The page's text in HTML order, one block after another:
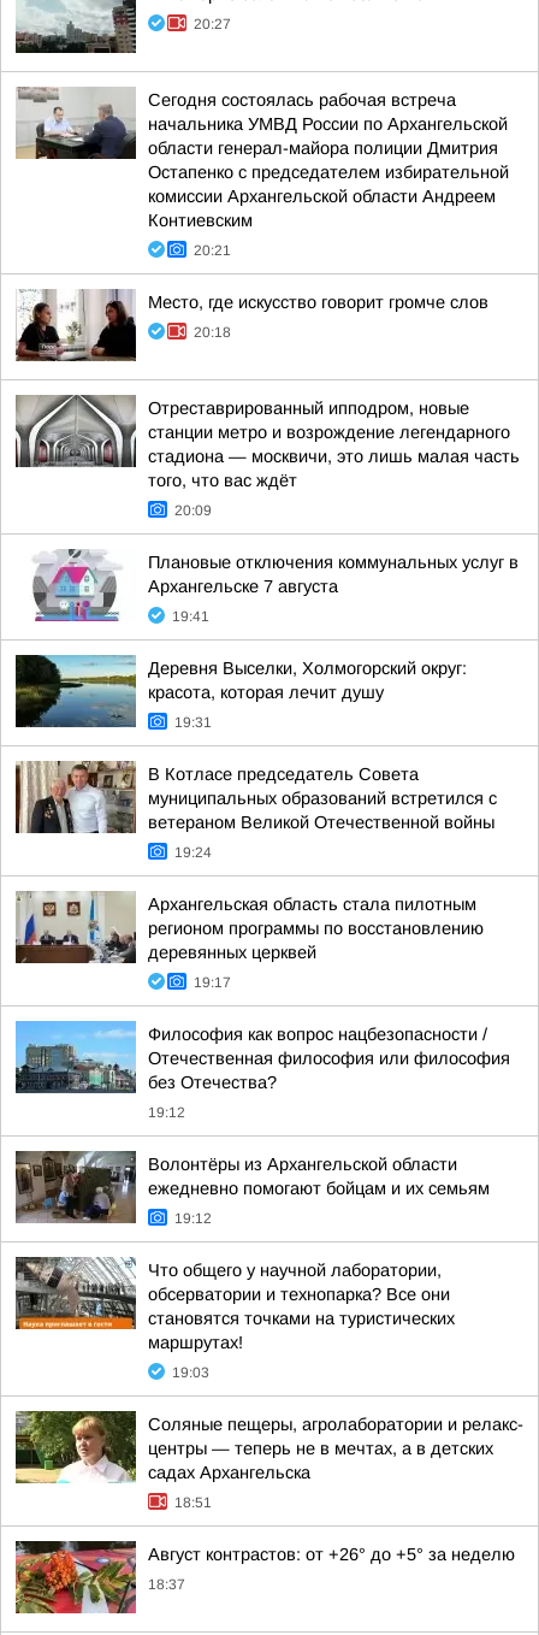
20:27
Сегодня состоялась рабочая встреча
начальника УМВД России по Архангельской
области генерал-майора полиции Дмитрия
Остапенко с председателем избирательной
комиссии Архангельской области Андреем
Контиевским
20:21
Место, где искусство говорит громче слов
20:18
Отреставрированный ипподром, новые
станции метро и возрождение легендарного
стадиона — москвичи, это лишь малая часть
того, что вас ждёт
20:09
Плановые отключения коммунальных услуг в
Архангельске 7 августа
19:41
Деревня Выселки, Холмогорский округ:
красота, которая лечит душу
19:31
В Котласе председатель Совета
муниципальных образований встретился с
ветераном Великой Отечественной войны
19:24
Архангельская область стала пилотным
регионом программы по восстановлению
деревянных церквей
19:17
Философия как вопрос нацбезопасности /
Отечественная философия или философия
без Отечества?
19:12
Волонтёры из Архангельской области
ежедневно помогают бойцам и их семьям
19:12
Что общего у научной лаборатории,
обсерватории и технопарка? Все они
становятся точками на туристических
маршрутах!
19:03
Соляные пещеры, агролаборатории и релакс-
центры — теперь не в мечтах, а в детских
садах Архангельска
18:51
Август контрастов: от +26° до +5° за неделю
18:37